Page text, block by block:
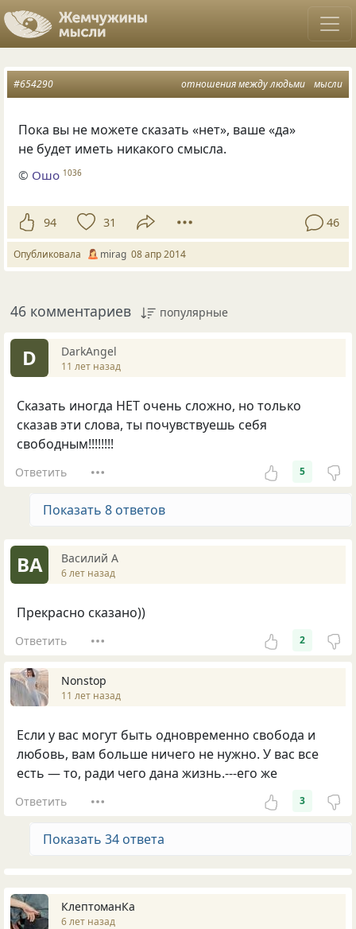
отношения между людьми мысли
#654290
Пока вы не можете сказать «нет», ваше«да»
не будет иметь никакого смысла.
© Ошо 1036
94 31 46
Опубликовала mirag 08 апр 2014
46 комментариев популярные
D DarkAngel
11 лет назад
Сказать иногда НЕТ очень сложно, но только
сказав эти слова, ты почувствуешь себя
свободным!!!!!!!!
Ответить 5
Показать 8 ответов
ВА Василий А
6 лет назад
Прекрасно сказано))
Ответить 2
Nonstop
11 лет назад
Если у вас могут быть одновременно свобода и
любовь, вам больше ничего не нужно. У вас все
есть — то, ради чего дана жизнь.---его же
Ответить 3
Показать 34 ответа
КлептоманКа
6 лет назад